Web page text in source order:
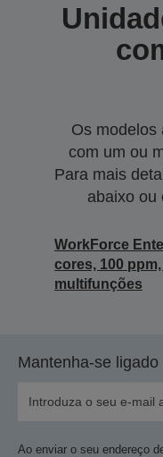
Os modelos
com um ou
Para mais
abaixo ou
WorkForce
cores, 100
multifunções
Mantenha-se
Ao enviar o seu endereço